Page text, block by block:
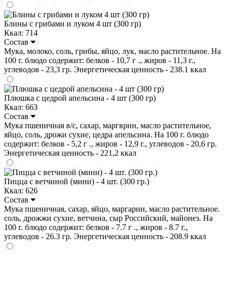
Блины с грибами и луком 4 шт (300 гр)
Ккал: 714
Состав
Мука, молоко, соль, грибы, яйцо, лук, масло растительное. На
100 г. блюдо содержит: белков - 10,7 г ., жиров - 11,3 г.,
углеводов - 23,3 гр. Энергетическая ценность - 238.1 ккал
Плюшка с цедрой апельсина - 4 шт (300 гр)
Ккал: 663
Состав
Мука пшеничная в/с, сахар, маргврин, масло растительное,
яйцо, соль, дрожи сухие, цедра апельсина. На 100 г. блюдо
содержит: белков - 5,2 г ., жиров - 12,9 г., углеводов - 20,6 гр.
Энергетическая ценность - 221,2 ккал
Пицца с ветчиной (мини) - 4 шт. (300 гр.)
Ккал: 626
Состав
Мука пшеничная, сахар, яйцо, маргарин, масло растительное.
соль, дрожжи сухие, ветчина, сыр Российский, майонез. На
100 г. блюдо содержит: белков - 7.7 г ., жиров - 8.7 г.,
углеводов - 26.3 гр. Энергетическая ценность - 208.9 ккал